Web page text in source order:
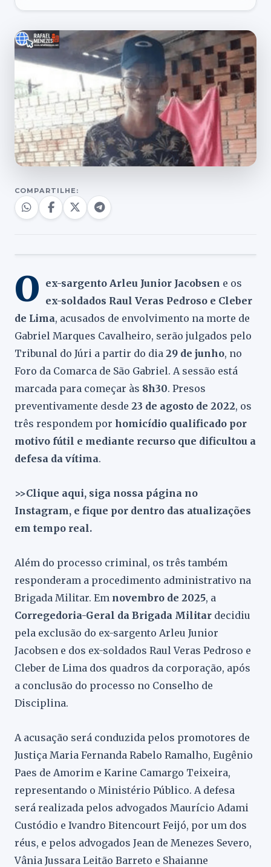
COMPARTILHE:
O ex-sargento Arleu Junior Jacobsen e os
ex-soldados Raul Veras Pedroso e Cleber
de Lima, acusados de envolvimento na morte de
Gabriel Marques Cavalheiro, serão julgados pelo
Tribunal do Júri a partir do dia 29 de junho, no
Foro da Comarca de São Gabriel. A sessão está
marcada para começar às 8h30. Presos
preventivamente desde 23 de agosto de 2022, os
três respondem por homicídio qualificado por
motivo fútil e mediante recurso que dificultou a
defesa da vítima.
>>Clique aqui, siga nossa página no
Instagram, e fique por dentro das atualizações
em tempo real.
Além do processo criminal, os três também
responderam a procedimento administrativo na
Brigada Militar. Em novembro de 2025, a
Corregedoria-Geral da Brigada Militar decidiu
pela exclusão do ex-sargento Arleu Junior
Jacobsen e dos ex-soldados Raul Veras Pedroso e
Cleber de Lima dos quadros da corporação, após
a conclusão do processo no Conselho de
Disciplina.
A acusação será conduzida pelos promotores de
Justiça Maria Fernanda Rabelo Ramalho, Eugênio
Paes de Amorim e Karine Camargo Teixeira,
representando o Ministério Público. A defesa
será realizada pelos advogados Maurício Adami
Custódio e Ivandro Bitencourt Feijó, por um dos
réus, e pelos advogados Jean de Menezes Severo,
Vânia Jussara Leitão Barreto e Shaianne